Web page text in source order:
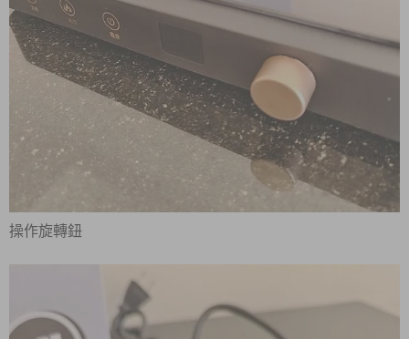
操作旋轉鈕